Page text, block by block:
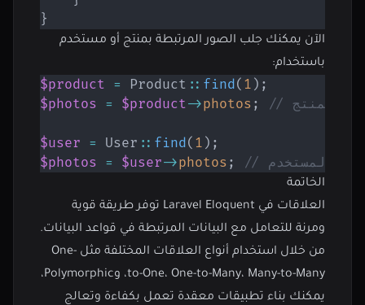
}
الآن يمكنك جلب الصور المرتبطة بمنتج أو مستخدم
باستخدام:
$product = Product :: find( 1 ) ;
$photos = $product->photos ; بالمنتج
$user = User :: find( 1 ) ;
$photos = $user->photos ; بالمستخدم
الخاتمة
العلاقات في Laravel Eloquent توفر طريقة قوية
ومرنة للتعامل مع البيانات المرتبطة في قواعد البيانات.
من خلال استخدام أنواع العلاقات المختلفة مثل One-
to-One، One-to-Many، Many-to-Many، وPolymorphic،
يمكنك بناء تطبيقات معقدة تعمل بكفاءة وتعالج